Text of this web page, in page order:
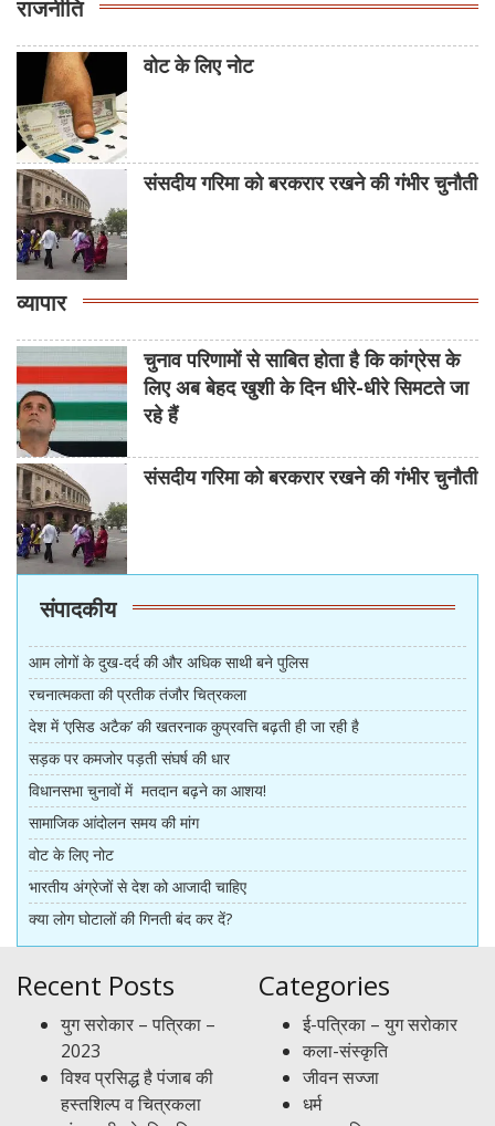
वोट के लिए नोट
संसदीय गरिमा को बरकरार रखने की गंभीर चुनौती
व्यापार
चुनाव परिणामों से साबित होता है कि कांग्रेस के
लिए अब बेहद खुशी के दिन धीरे-धीरे सिमटते जा
रहे हैं
संसदीय गरिमा को बरकरार रखने की गंभीर चुनौती
संपादकीय
आम लोगों के दुख-दर्द की और अधिक साथी बने पुलिस
रचनात्मकता की प्रतीक तंजौर चित्रकला
देश में ‘एसिड अटैक’ की खतरनाक कुप्रवत्ति बढ़ती ही जा रही है
सड़क पर कमजोर पड़ती संघर्ष की धार
विधानसभा चुनावों में मतदान बढ़ने का आशय!
सामाजिक आंदोलन समय की मांग
वोट के लिए नोट
भारतीय अंग्रेजों से देश को आजादी चाहिए
क्या लोग घोटालों की गिनती बंद कर दें?
Recent Posts
युग सरोकार – पत्रिका –
2023
विश्व प्रसिद्ध है पंजाब की
हस्तशिल्प व चित्रकला
Categories
ई-पत्रिका – युग सरोकार
कला-संस्कृति
जीवन सज्जा
धर्म